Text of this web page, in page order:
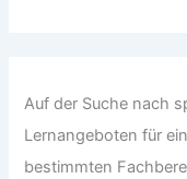
Auf der Suche nach
Lernangeboten für
bestimmten